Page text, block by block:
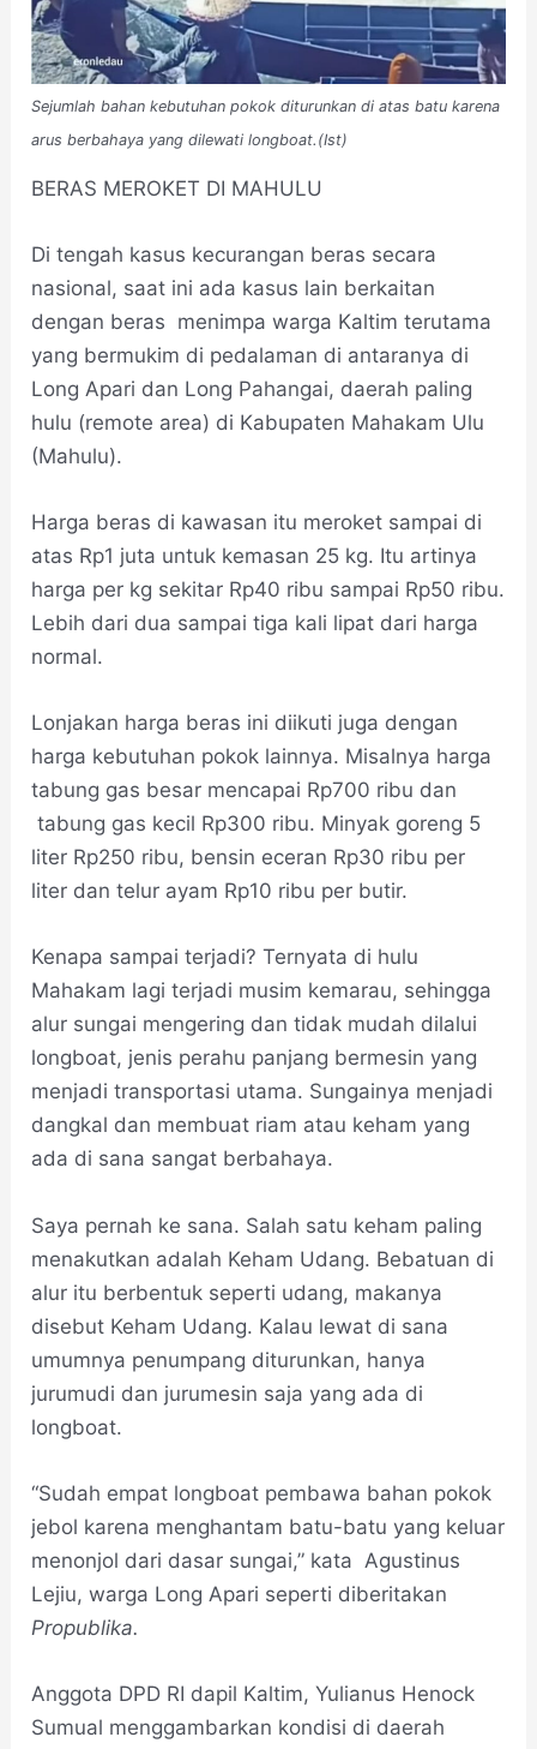
Sejumlah bahan kebutuhan pokok diturunkan di atas batu karena
arus berbahaya yang dilewati longboat.(Ist)
BERAS MEROKET DI MAHULU
Di tengah kasus kecurangan beras secara
nasional, saat ini ada kasus lain berkaitan
dengan beras menimpa warga Kaltim terutama
yang bermukim di pedalaman di antaranya di
Long Apari dan Long Pahangai, daerah paling
hulu (remote area) di Kabupaten Mahakam Ulu
(Mahulu).
Harga beras di kawasan itu meroket sampai di
atas Rp1 juta untuk kemasan 25 kg. Itu artinya
harga per kg sekitar Rp40 ribu sampai Rp50 ribu.
Lebih dari dua sampai tiga kali lipat dari harga
normal.
Lonjakan harga beras ini diikuti juga dengan
harga kebutuhan pokok lainnya. Misalnya harga
tabung gas besar mencapai Rp700 ribu dan
tabung gas kecil Rp300 ribu. Minyak goreng 5
liter Rp250 ribu, bensin eceran Rp30 ribu per
liter dan telur ayam Rp10 ribu per butir.
Kenapa sampai terjadi? Ternyata di hulu
Mahakam lagi terjadi musim kemarau, sehingga
alur sungai mengering dan tidak mudah dilalui
longboat, jenis perahu panjang bermesin yang
menjadi transportasi utama. Sungainya menjadi
dangkal dan membuat riam atau keham yang
ada di sana sangat berbahaya.
Saya pernah ke sana. Salah satu keham paling
menakutkan adalah Keham Udang. Bebatuan di
alur itu berbentuk seperti udang, makanya
disebut Keham Udang. Kalau lewat di sana
umumnya penumpang diturunkan, hanya
jurumudi dan jurumesin saja yang ada di
longboat.
“Sudah empat longboat pembawa bahan pokok
jebol karena menghantam batu-batu yang keluar
menonjol dari dasar sungai,” kata Agustinus
Lejiu, warga Long Apari seperti diberitakan
Propublika.
Anggota DPD RI dapil Kaltim, Yulianus Henock
Sumual menggambarkan kondisi di daerah